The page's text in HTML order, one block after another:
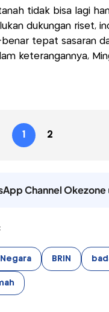
tidak bisa lagi
dukungan riset,
tepat sasaran
keterangannya,
1 2
Channel Okezone
BRIN